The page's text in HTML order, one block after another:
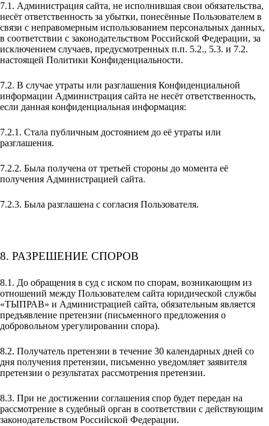
7.1. Администрация сайта, не исполнившая свои обязательства,
несёт ответственность за убытки, понесённые Пользователем в
связи с неправомерным использованием персональных данных,
в соответствии с законодательством Российской Федерации, за
исключением случаев, предусмотренных п.п. 5.2., 5.3. и 7.2.
настоящей Политики Конфиденциальности.
7.2. В случае утраты или разглашения Конфиденциальной
информации Администрация сайта не несёт ответственность,
если данная конфиденциальная информация:
7.2.1. Стала публичным достоянием до её утраты или
разглашения.
7.2.2. Была получена от третьей стороны до момента её
получения Администрацией сайта.
7.2.3. Была разглашена с согласия Пользователя.
8. РАЗРЕШЕНИЕ СПОРОВ
8.1. До обращения в суд с иском по спорам, возникающим из
отношений между Пользователем сайта юридической службы
«ТЫПРАВ» и Администрацией сайта, обязательным является
предъявление претензии (письменного предложения о
добровольном урегулировании спора).
8.2. Получатель претензии в течение 30 календарных дней со
дня получения претензии, письменно уведомляет заявителя
претензии о результатах рассмотрения претензии.
8.3. При не достижении соглашения спор будет передан на
рассмотрение в судебный орган в соответствии с действующим
законодательством Российской Федерации.